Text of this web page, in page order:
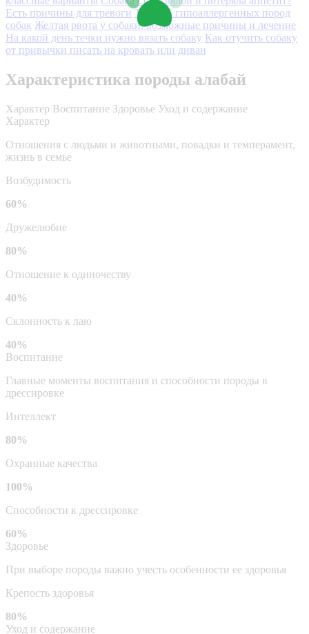
Есть причины для тревоги ТОП-25 гипоаллергенных пород
собак Желтая рвота у собаки: возможные причины и лечение
На какой день течки нужно вязать собаку Как отучить собаку
от привычки писать на кровать или диван
Характеристика породы алабай
Характер Воспитание Здоровье Уход и содержание
Характер
Отношения с людьми и животными, повадки и темперамент,
жизнь в семье
Возбудимость
60%
Дружелюбие
80%
Отношение к одиночеству
40%
Склонность к лаю
40%
Воспитание
Главные моменты воспитания и способности породы в
дрессировке
Интеллект
80%
Охранные качества
100%
Способности к дрессировке
60%
Здоровье
При выборе породы важно учесть особенности ее здоровья
Крепость здоровья
80%
Уход и содержание